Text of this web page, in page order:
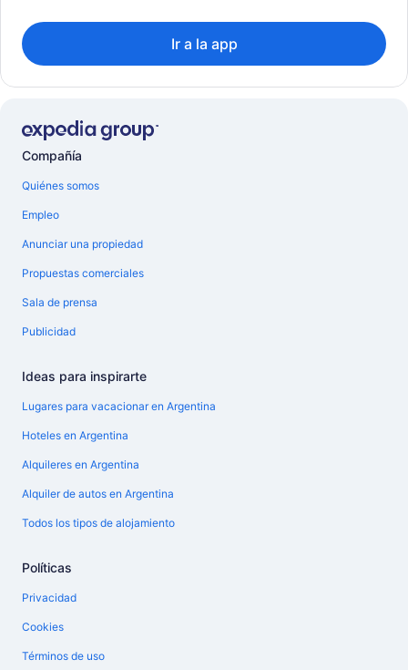
Ir a la app
Compañía
Quiénes somos
Empleo
Anunciar una propiedad
Propuestas comerciales
Sala de prensa
Publicidad
Ideas para inspirarte
Lugares para vacacionar en Argentina
Hoteles en Argentina
Alquileres en Argentina
Alquiler de autos en Argentina
Todos los tipos de alojamiento
Políticas
Privacidad
Cookies
Términos de uso